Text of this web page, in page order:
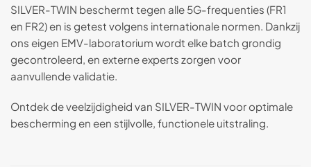
SILVER-TWIN beschermt tegen alle 5G-frequenties (FR1
en FR2) en is getest volgens internationale normen. Dankzij
ons eigen EMV-laboratorium wordt elke batch grondig
gecontroleerd, en externe experts zorgen voor
aanvullende validatie.
Ontdek de veelzijdigheid van SILVER-TWIN voor optimale
bescherming en een stijlvolle, functionele uitstraling.